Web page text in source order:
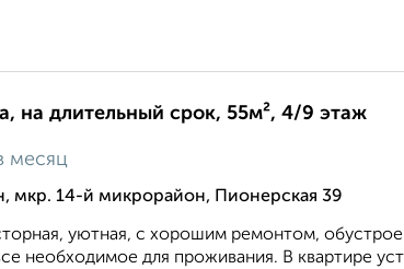
на длительный срок, 55м², 4/9 этаж
месяц
мкр. 14-й микрорайон, Пионерская 39
уютная, с хорошим ремонтом,
необходимое для проживания. В квартире